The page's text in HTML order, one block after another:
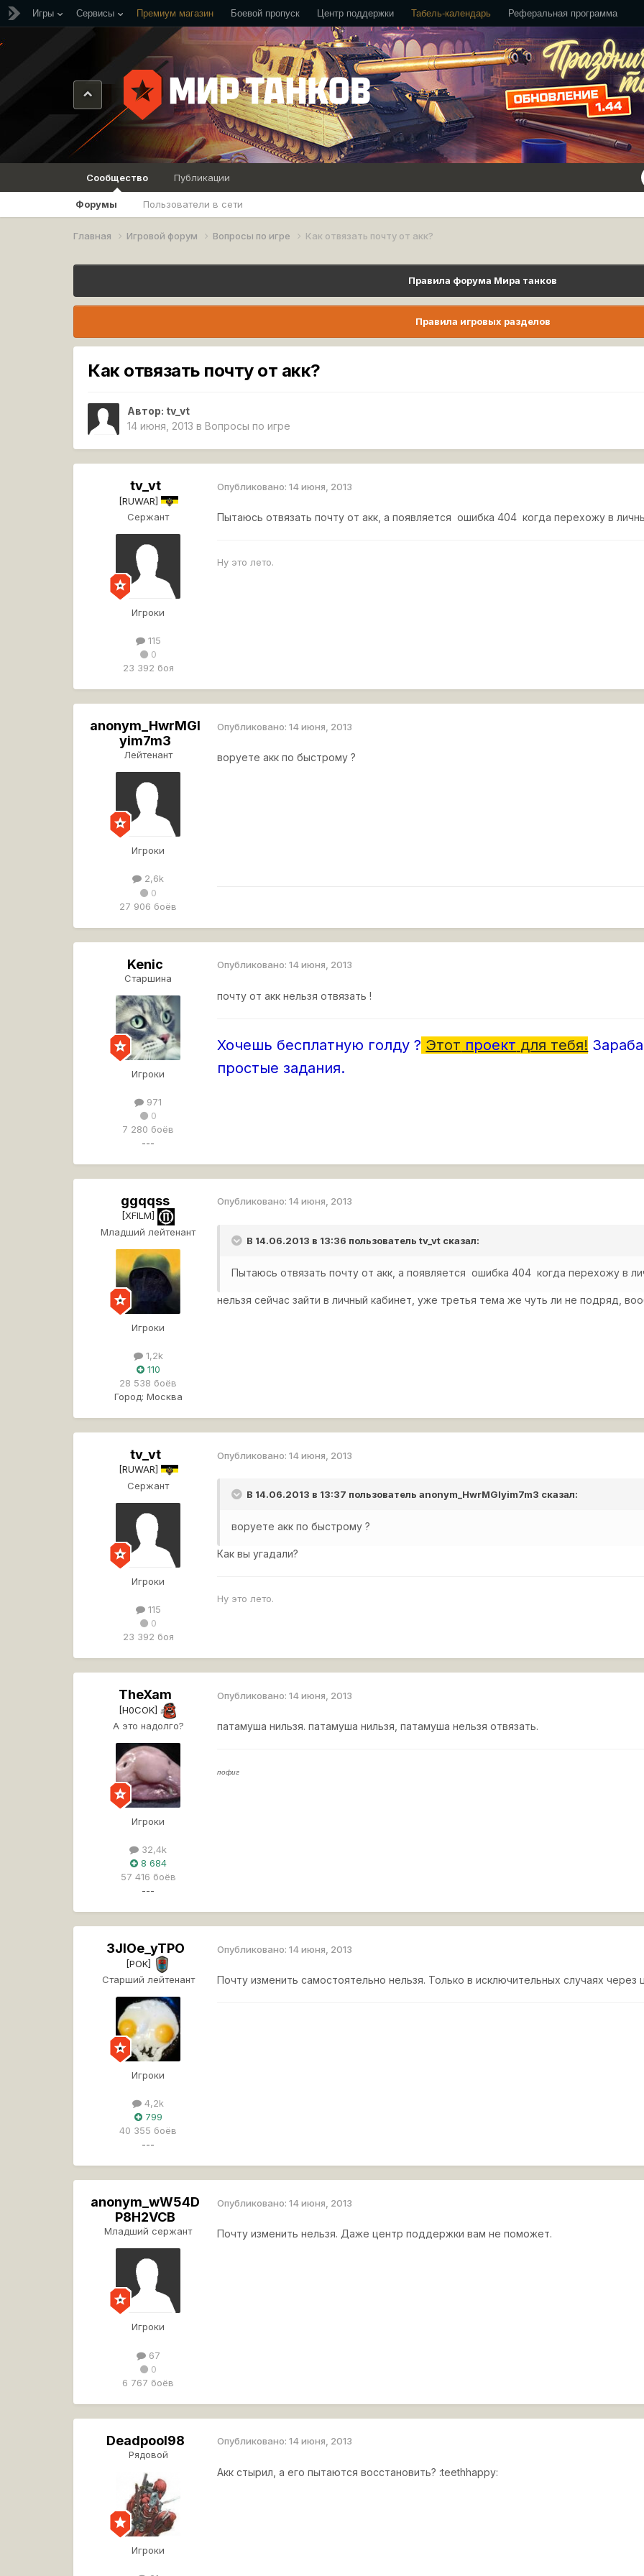
Игры Сервисы Премиум магазин Боевой пропуск Центр поддержки Табель-календарь Реферальная программа
Сообщество
Форумы Пользователи в сети
Публикации
Главная Игровой форум Вопросы по игре Как отвязать почту от акк?
Правила форума Мира танков
Правила игровых разделов
Как отвязать почту от акк?
Автор: tv_vt
14 июня, 2013 в Вопросы по игре
tv_vt
[RUWAR]
Сержант
Игроки
115
0
23 392 боя
Опубликовано:14 июня, 2013
Пытаюсь отвязать почту от акк, а появляется ошибка 404 когда перехожу в
Ну это лето.
anonym_HwrMGI
yim7m3
Лейтенант
Игроки
2,6k
0
27 906 боёв
Опубликовано:14 июня, 2013
воруете акк по быстрому ?
Kenic
Старшина
Игроки
971
0
7 280 боёв
---
Опубликовано:14 июня, 2013
почту от акк нельзя отвязать !
Хочешь бесплатную голду ? Этот проект для тебя!
простые задания.
ggqqss
[XFILM]
Младший лейтенант
Игроки
1,2k
110
28 538 боёв
Город: Москва
Опубликовано:14 июня, 2013
В 14.06.2013 в 13:36 пользовательtv_vt сказал:
Пытаюсь отвязать почту от акк, а появляется ошибка 404 когда перехожу в
нельзя сейчас зайти в личный кабинет, уже третья тема же чуть ли не подряд,
tv_vt
[RUWAR]
Сержант
Игроки
115
0
23 392 боя
Опубликовано:14 июня, 2013
В 14.06.2013 в 13:37 пользовательanonym_HwrMGIyim7m3 сказал:
воруете акк по быстрому ?
Как вы угадали?
Ну это лето.
TheXam
[H0COK]
А это надолго?
Игроки
32,4k
8 684
57 416 боёв
---
Опубликовано:14 июня, 2013
патамуша нильзя. патамуша нильзя, патамуша нельзя отвязать.
пофиг
3JIOe_yTPO
[POK]
Старший лейтенант
Игроки
4,2k
799
40 355 боёв
---
Опубликовано:14 июня, 2013
Почту изменить самостоятельно нельзя. Только в исключительных случаях
anonym_wW54D
P8H2VCB
Младший сержант
Игроки
67
0
6 767 боёв
Опубликовано:14 июня, 2013
Почту изменить нельзя. Даже центр поддержки вам не поможет.
Deadpool98
Рядовой
Игроки
Опубликовано:14 июня, 2013
Акк стырил, а его пытаются восстановить? :teethhappy: